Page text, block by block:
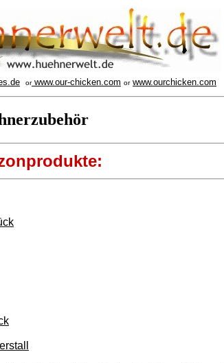
orwww.our-chicken.com or www.ourchicken.com